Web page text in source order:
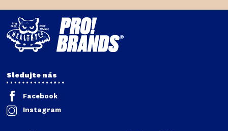
Sledujte nás
Facebook
Instagram